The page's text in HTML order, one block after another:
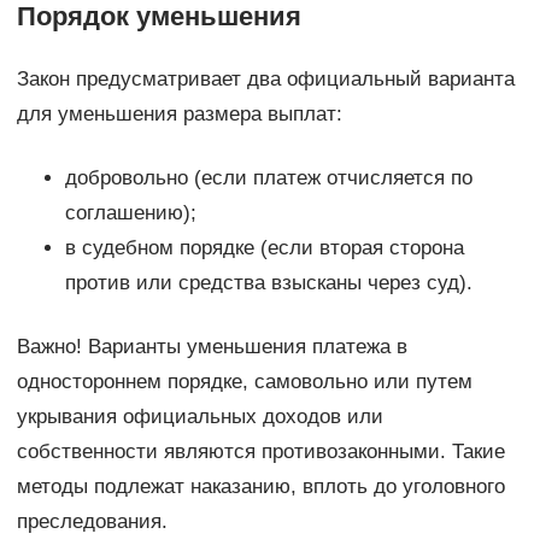
Порядок уменьшения
Закон предусматривает два официальный варианта
для уменьшения размера выплат:
добровольно (если платеж отчисляется по
соглашению);
в судебном порядке (если вторая сторона
против или средства взысканы через суд).
Важно! Варианты уменьшения платежа в
одностороннем порядке, самовольно или путем
укрывания официальных доходов или
собственности являются противозаконными. Такие
методы подлежат наказанию, вплоть до уголовного
преследования.